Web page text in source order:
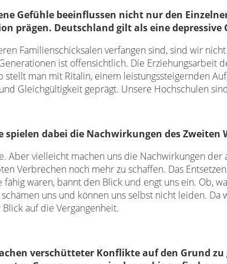
Gefühle beeinflussen nicht nur den
prägen. Deutschland gilt als eine depressive
Familienschicksalen verfangen sind, sind wir
ist offensichtlich. Die Erziehungsarbeit
man mit Ritalin, einem leistungssteigernden
Gleichgültigkeit geprägt. Unsere Hochschulen
spielen dabei die Nachwirkungen des Zweiten
Aber vielleicht machen uns die Nachwirkungen
Verbrechen noch mehr zu schaffen. Das
fähig waren, bannt den Blick und engt uns ein. Ob,
uns und können uns selbst nicht leiden.
auf die Vergangenheit.
verschütteter Konflikte auf den Grund